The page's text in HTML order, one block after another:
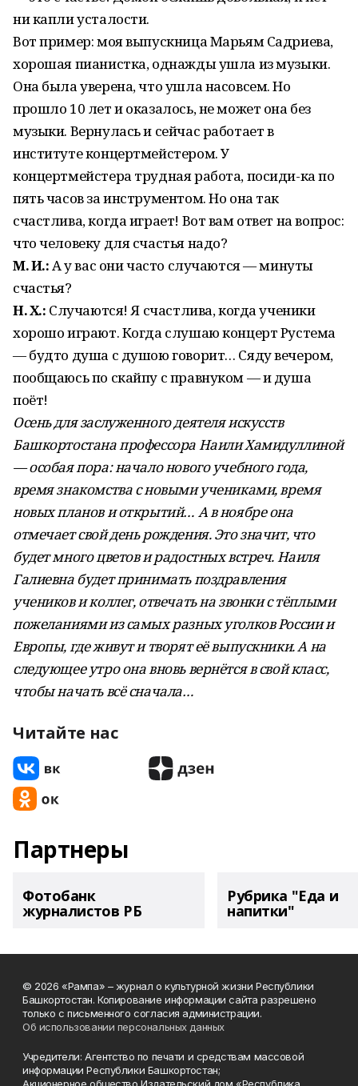
ни капли усталости.
Вот пример: моя выпускница Марьям Садриева,
хорошая пианистка, однажды ушла из музыки.
Она была уверена, что ушла насовсем. Но
прошло 10 лет и оказалось, не может она без
музыки. Вернулась и сейчас работает в
институте концертмейстером. У
концертмейстера трудная работа, посиди-ка по
пять часов за инструментом. Но она так
счастлива, когда играет! Вот вам ответ на вопрос:
что человеку для счастья надо?
М. И.:А у вас они часто случаются — минуты
счастья?
Н. Х.: Случаются! Я счастлива, когда ученики
хорошо играют. Когда слушаю концерт Рустема
— будто душа с душою говорит… Сяду вечером,
пообщаюсь по скайпу с правнуком — и душа
поёт!
Осень для заслуженного деятеля искусств
Башкортостана профессора Наили Хамидуллиной
— особая пора: начало нового учебного года,
время знакомства с новыми учениками, время
новых планов и открытий… А в ноябре она
отмечает свой день рождения. Это значит, что
будет много цветов и радостных встреч. Наиля
Галиевна будет принимать поздравления
учеников и коллег, отвечать на звонки с тёп­лыми
пожеланиями из самых разных уголков России и
Европы, где живут и творят её выпускники. А на
следующее утро она вновь вернётся в свой класс,
чтобы начать всё сначала…
Читайте нас
Партнеры
Фотобанк
журналистов РБ
Рубрика "Еда и
напитки"
© 2026 «Рампа» – журнал о культурной жизни Республики
Башкортостан. Копирование информации сайта разрешено
только с письменного согласия администрации.
Об использовании персональных данных
Учредители: Агентство по печати и средствам массовой
информации Республики Башкортостан;